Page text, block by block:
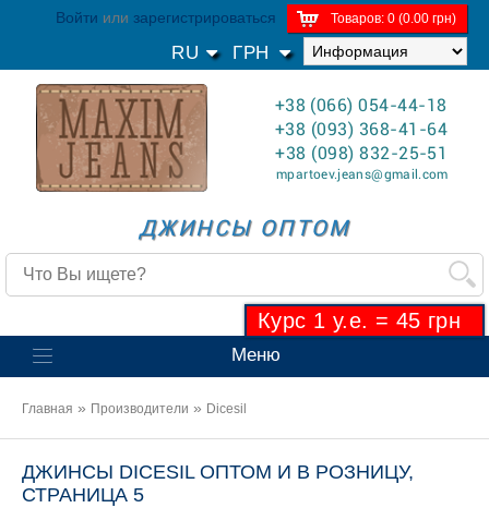
Товаров: 0 (0.00 грн)
Войти или зарегистрироваться
ГРН
RU
ДЖИНСЫ ОПТОМ
+38 (066) 054-44-18
+38 (093) 368-41-64
+38 (098) 832-25-51
mpartoev.jeans@gmail.com
Курс 1 у.е. = 45 грн
Меню
Главная » Производители » Dicesil
ДЖИНСЫ DICESIL ОПТОМ И В РОЗНИЦУ,
СТРАНИЦА 5